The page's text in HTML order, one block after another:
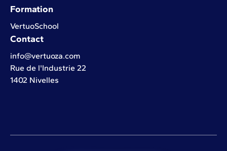
Formation
VertuoSchool
Contact
info@vertuoza.com
Rue de l'Industrie 22
1402 Nivelles